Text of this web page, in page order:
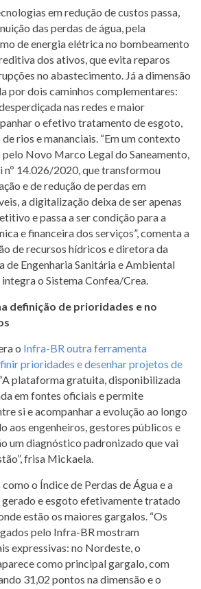
em redução de custos passa,
das perdas de água, pela
de energia elétrica no bombeamento
dos ativos, que evita reparos
no abastecimento. Já a dimensão
por dois caminhos complementares:
nas redes e maior
o efetivo tratamento de esgoto,
rios e mananciais. “Em um contexto
Novo Marco Legal do Saneamento,
nº 14.026/2020, que transformou
e de redução de perdas em
a digitalização deixa de ser apenas
e passa a ser condição para a
e financeira dos serviços”, comenta a
de recursos hídricos e diretora da
de Engenharia Sanitária e Ambiental
o Sistema Confea/Crea.
definição de prioridades e no
o Infra-BR outra ferramenta
prioridades e desenhar projetos de
. “A plataforma gratuita, disponibilizada
em fontes oficiais e permite
si e acompanhar a evolução ao longo
aos engenheiros, gestores públicos e
um diagnóstico padronizado que vai
frisa Mickaela.
o Índice de Perdas de Água e a
e esgoto efetivamente tratado
estão os maiores gargalos. “Os
pelo Infra-BR mostram
expressivas: no Nordeste, o
como principal gargalo, com
31,02 pontos na dimensão e o